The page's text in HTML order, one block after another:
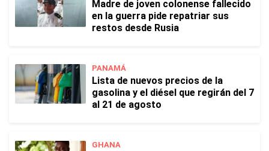
Madre de joven colonense fallecido
en la guerra pide repatriar sus
restos desde Rusia
PANAMÁ
Lista de nuevos precios de la
gasolina y el diésel que regirán del 7
al 21 de agosto
GHANA